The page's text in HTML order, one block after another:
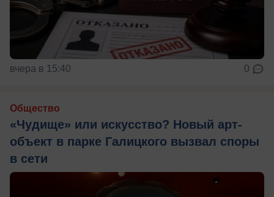
вчера в 15:40 0
Общество
«Чудище» или искусство? Новый арт-
объект в парке Галицкого вызвал споры
в сети